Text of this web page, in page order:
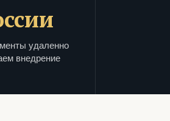
удаленно
внедрение